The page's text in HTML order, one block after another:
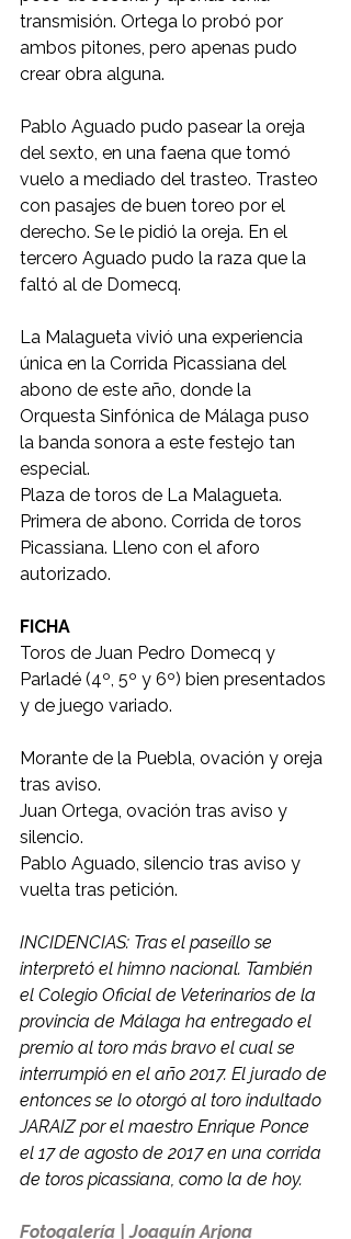
transmisión. Ortega lo probó por
ambos pitones, pero apenas pudo
crear obra alguna.
Pablo Aguado pudo pasear la oreja
del sexto, en una faena que tomó
vuelo a mediado del trasteo. Trasteo
con pasajes de buen toreo por el
derecho. Se le pidió la oreja. En el
tercero Aguado pudo la raza que la
faltó al de Domecq.
La Malagueta vivió una experiencia
única en la Corrida Picassiana del
abono de este año, donde la
Orquesta Sinfónica de Málaga puso
la banda sonora a este festejo tan
especial.
Plaza de toros de La Malagueta.
Primera de abono. Corrida de toros
Picassiana. Lleno con el aforo
autorizado.
FICHA
Toros de Juan Pedro Domecq y
Parladé (4º, 5º y 6º) bien presentados
y de juego variado.
Morante de la Puebla, ovación y oreja
tras aviso.
Juan Ortega, ovación tras aviso y
silencio.
Pablo Aguado, silencio tras aviso y
vuelta tras petición.
INCIDENCIAS: Tras el paseíllo se
interpretó el himno nacional. También
el Colegio Oficial de Veterinarios de la
provincia de Málaga ha entregado el
premio al toro más bravo el cual se
interrumpió en el año 2017. El jurado de
entonces se lo otorgó al toro indultado
JARAIZ por el maestro Enrique Ponce
el 17 de agosto de 2017 en una corrida
de toros picassiana, como la de hoy.
Fotogalería | Joaquín Arjona